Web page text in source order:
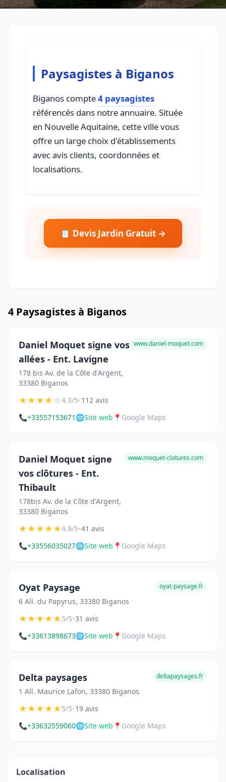
Paysagistes à Biganos
Biganos compte4 paysagistes
référencés dans notre annuaire. Située
en Nouvelle Aquitaine, cette ville vous
offre un large choix d'établissements
avec avis clients, coordonnées et
localisations.
📋 Devis Jardin Gratuit →
4 Paysagistes à Biganos
Daniel Moquet signe vos
allées - Ent. Lavigne
178 bis Av. de la Côte d'Argent,
33380 Biganos
www.daniel-moquet.com
★★★★☆4.3/5•112 avis
📞+33557153671 🌐Site web 📍 Google Maps
Daniel Moquet signe
vos clôtures - Ent.
Thibault
178bis Av. de la Côte d'Argent,
33380 Biganos
www.moquet-clotures.com
★★★★★4.9/5•41 avis
📞+33556035027🌐Site web 📍 Google Maps
Oyat Paysage
6 All. du Papyrus, 33380 Biganos
oyat-paysage.fr
★★★★★5/5•31 avis
📞+33613898673🌐Site web 📍 Google Maps
Delta paysages
1 All. Maurice Lafon, 33380 Biganos
deltapaysages.fr
★★★★★5/5•19 avis
📞+33632559060🌐Site web 📍 Google Maps
Localisation